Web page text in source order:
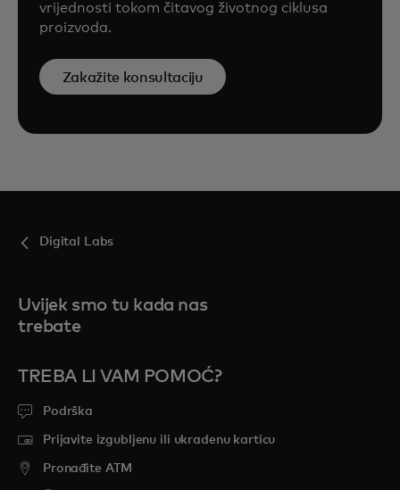
vrijednosti tokom čitavog životnog ciklusa
proizvoda.
Zakažite konsultaciju
Digital Labs
Uvijek smo tu kada nas
trebate
TREBA LI VAM POMOĆ?
Podrška
Prijavite izgubljenu ili ukradenu karticu
Pronađite ATM